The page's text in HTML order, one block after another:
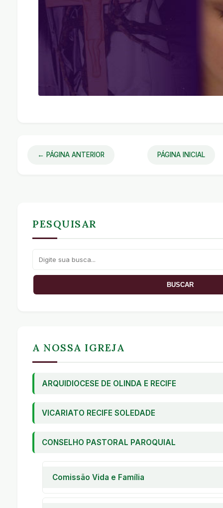
← PÁGINA ANTERIOR PÁGINA INICIAL
PESQUISAR
A NOSSA IGREJA
ARQUIDIOCESE DE OLINDA E RECIFE
VICARIATO RECIFE SOLEDADE
CONSELHO PASTORAL PAROQUIAL
Comissão Vida e Família